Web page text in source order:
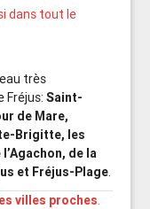
dans tout le
très
Fréjus:Saint-
de Mare,
Brigitte, les
de la
et Fréjus-Plage.
villes proches.